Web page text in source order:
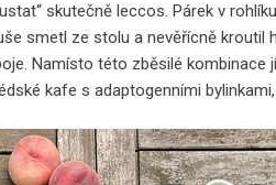
skutečně leccos. Párek v
smetl ze stolu a nevěřícně kroutil
Namísto této zběsilé
kafe s adaptogenními